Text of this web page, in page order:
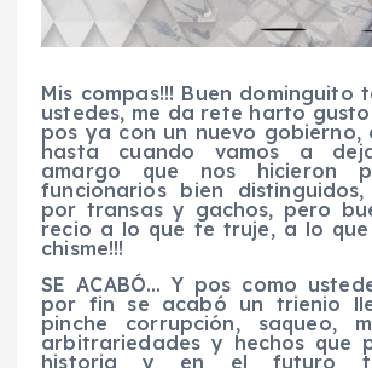
Mis compas!!! Buen dominguito
ustedes, me da rete harto
pos ya con un nuevo gobierno,
hasta cuando vamos a
amargo que nos hicieron
funcionarios bien
por transas y gachos, pero
recio a lo que te truje, a lo
chisme!!!
SE ACABÓ… Y pos como
por fin se acabó un trienio
pinche corrupción, saqueo,
arbitrariedades y hechos que
historia y en el futuro